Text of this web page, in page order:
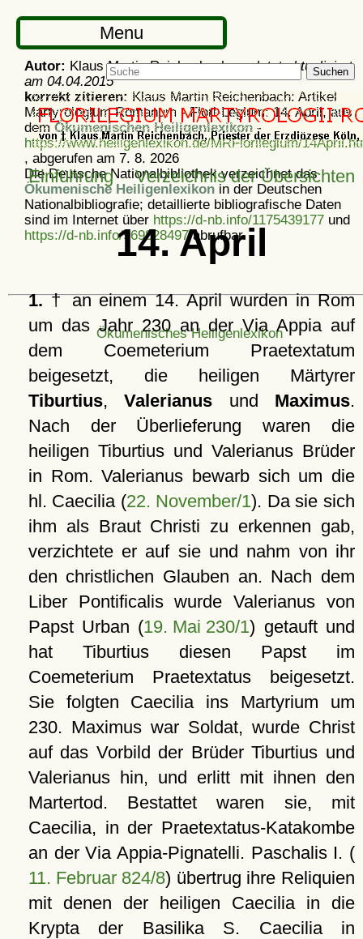
Menu
Suchen
Einführung Verzeichnis der Übersichten
14. April
1.† an einem 14. April wurden in Rom
um das Jahr 230 an der Via Appia auf
dem Coemeterium Praetextatum
beigesetzt, die heiligen Märtyrer
Tiburtius,Valerianus und Maximus.
Nach der Überlieferung waren die
heiligen Tiburtius und Valerianus Brüder
in Rom. Valerianus bewarb sich um die
hl. Caecilia (22. November/1). Da sie sich
ihm als Braut Christi zu erkennen gab,
verzichtete er auf sie und nahm von ihr
den christlichen Glauben an. Nach dem
Liber Pontificalis wurde Valerianus von
Papst Urban (19. Mai 230/1) getauft und
hat Tiburtius diesen Papst im
Coemeterium Praetextatus beigesetzt.
Sie folgten Caecilia ins Martyrium um
230. Maximus war Soldat, wurde Christ
auf das Vorbild der Brüder Tiburtius und
Valerianus hin, und erlitt mit ihnen den
Martertod. Bestattet waren sie, mit
Caecilia, in der Praetextatus-Katakombe
an der Via Appia-Pignatelli. Paschalis I. (
11. Februar 824/8) übertrug ihre Reliquien
mit denen der heiligen Caecilia in die
Krypta der Basilika S. Caecilia in
Autor: Klaus Martin Reichenbach -zuletzt aktualisiert
am 04.04.2015
korrekt zitieren:Klaus Martin Reichenbach: Artikel
Martyrologium Romanum - Flori-Legium: 14. April, aus
demÖkumenischen Heiligenlexikon-
https://www.heiligenlexikon.de/MRFlorilegium/
, abgerufen am 7. 8. 2026
Die Deutsche Nationalbibliothek verzeichnet das
Ökumenische Heiligenlexikon in der Deutschen
Nationalbibliografie; detaillierte bibliografische Daten
sind im Internet über https://d-nb.info/1175439177 und
https://d-nb.info/969828497abrufbar.
Ökumenisches Heiligenlexikon